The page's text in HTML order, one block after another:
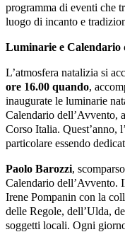
programma di eventi che
luogo di incanto e
Luminarie e Calendario
L’atmosfera natalizia si
ore 16.00 quando,
inaugurate le luminarie
Calendario dell’Avvento,
Corso Italia. Quest’anno,
particolare essendo
Paolo Barozzi,
Calendario dell’Avvento.
Irene Pompanin con la
delle Regole, dell’Ulda,
soggetti locali. Ogni